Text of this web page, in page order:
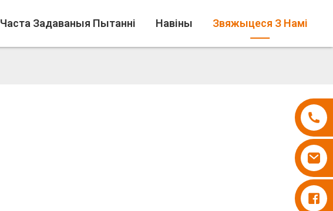
Часта Задаваныя Пытанні Навіны Звяжыцеся З Намі